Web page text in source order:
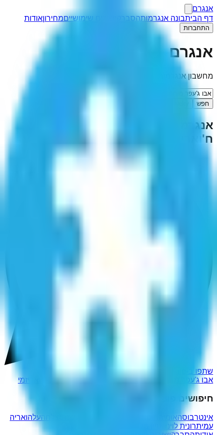
אנגרם
דף הביתבונה אנגרמותהסבר קישורים שימושייםמחירוןאודות
התחברות
אנגרם
מחשבון אנגרמות
חפש
אנגרמה ל-"
ח'ואריזמי
תוצאות)
שתפו ב-WhatsApp
אבו ג'עפר מוחמד אל חואריזמי אבו ג'עפר מוחמד אל ח'ואריזמי
חיפושים פופולריים נוספים
אינטרבוסהאומיה צלחהעלהואריה
עמיתרונית לוינשטיין מלץ